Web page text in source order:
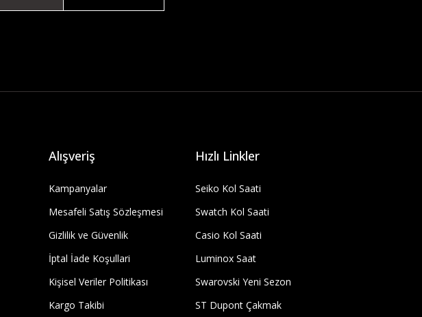
Alışveriş
Kampanyalar
Mesafeli Satış Sözleşmesi
Gizlilik ve Güvenlik
İptal İade Koşullari
Kişisel Veriler Politikası
Kargo Takibi
Hızlı Linkler
Seiko Kol Saati
Swatch Kol Saati
Casio Kol Saati
Luminox Saat
Swarovski Yeni Sezon
ST Dupont Çakmak